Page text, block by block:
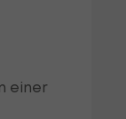
einer